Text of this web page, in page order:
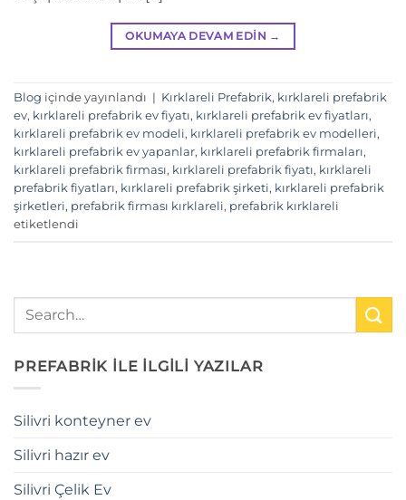
OKUMAYA DEVAM EDIN →
Blog içinde yayınlandı | Kırklareli Prefabrik, kırklareli prefabrik
ev, kırklareli prefabrik ev fiyatı, kırklareli prefabrik ev fiyatları,
kırklareli prefabrik ev modeli, kırklareli prefabrik ev modelleri,
kırklareli prefabrik ev yapanlar, kırklareli prefabrik firmaları,
kırklareli prefabrik firması, kırklareli prefabrik fiyatı, kırklareli
prefabrik fiyatları, kırklareli prefabrik şirketi, kırklareli prefabrik
şirketleri, prefabrik firması kırklareli, prefabrik kırklareli
etiketlendi
PREFABRİK İLE İLGİLİ YAZILAR
Silivri konteyner ev
Silivri hazır ev
Silivri Çelik Ev